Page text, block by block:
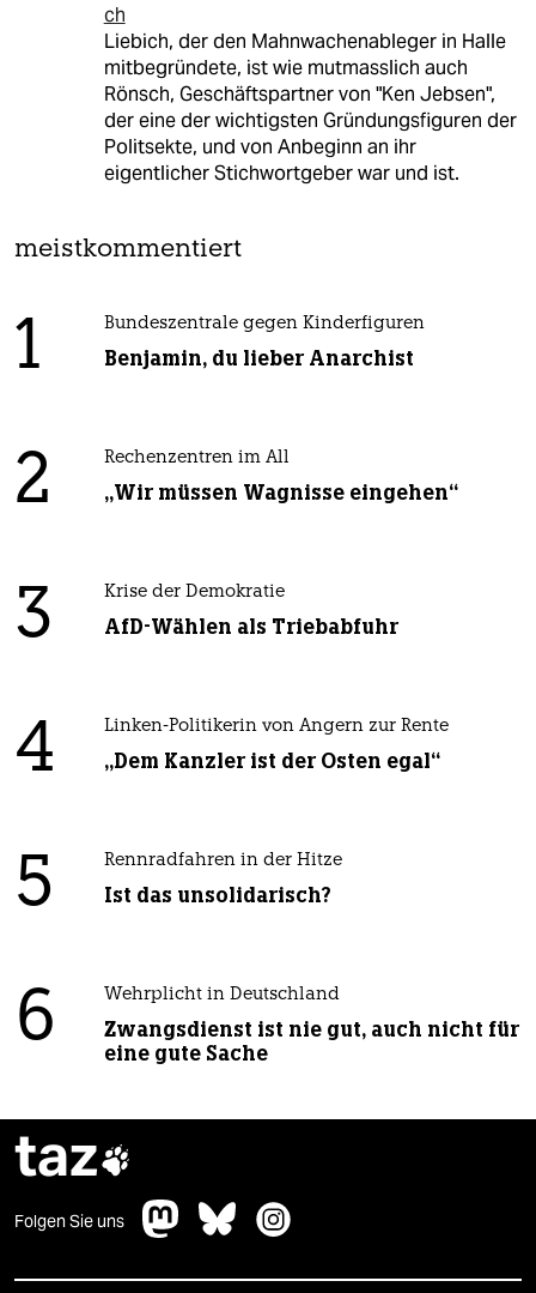
ch
Liebich, der den Mahnwachenableger in Halle
mitbegründete, ist wie mutmasslich auch
Rönsch, Geschäftspartner von "Ken Jebsen",
der eine der wichtigsten Gründungsfiguren der
Politsekte, und von Anbeginn an ihr
eigentlicher Stichwortgeber war und ist.
meistkommentiert
1 Bundeszentrale gegen Kinderfiguren
Benjamin, du lieber Anarchist
2 Rechenzentren im All
„Wir müssen Wagnisse eingehen“
3 Krise der Demokratie
AfD-Wählen als Triebabfuhr
4 Linken-Politikerin von Angern zur Rente
„Dem Kanzler ist der Osten egal“
5 Rennradfahren in der Hitze
Ist das unsolidarisch?
6 Wehrplicht in Deutschland
Zwangsdienst ist nie gut, auch nicht für
eine gute Sache
taz
Folgen Sie uns